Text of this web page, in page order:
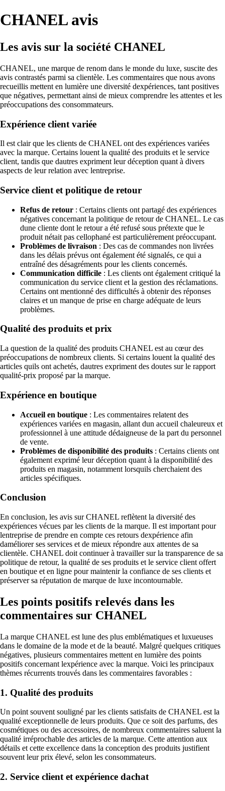
CHANEL avis
Les avis sur la société CHANEL
CHANEL, une marque de renom dans le monde du luxe, suscite des
avis contrastés parmi sa clientèle. Les commentaires que nous avons
recueillis mettent en lumière une diversité dexpériences, tant positives
que négatives, permettant ainsi de mieux comprendre les attentes et les
préoccupations des consommateurs.
Expérience client variée
Il est clair que les clients de CHANEL ont des expériences variées
avec la marque. Certains louent la qualité des produits et le service
client, tandis que dautres expriment leur déception quant à divers
aspects de leur relation avec lentreprise.
Service client et politique de retour
Refus de retour : Certains clients ont partagé des expériences
négatives concernant la politique de retour de CHANEL. Le cas
dune cliente dont le retour a été refusé sous prétexte que le
produit nétait pas cellophané est particulièrement préoccupant.
Problèmes de livraison : Des cas de commandes non livrées
dans les délais prévus ont également été signalés, ce qui a
entraîné des désagréments pour les clients concernés.
Communication difficile : Les clients ont également critiqué la
communication du service client et la gestion des réclamations.
Certains ont mentionné des difficultés à obtenir des réponses
claires et un manque de prise en charge adéquate de leurs
problèmes.
Qualité des produits et prix
La question de la qualité des produits CHANEL est au cœur des
préoccupations de nombreux clients. Si certains louent la qualité des
articles quils ont achetés, dautres expriment des doutes sur le rapport
qualité-prix proposé par la marque.
Expérience en boutique
Accueil en boutique : Les commentaires relatent des
expériences variées en magasin, allant dun accueil chaleureux et
professionnel à une attitude dédaigneuse de la part du personnel
de vente.
Problèmes de disponibilité des produits : Certains clients ont
également exprimé leur déception quant à la disponibilité des
produits en magasin, notamment lorsquils cherchaient des
articles spécifiques.
Conclusion
En conclusion, les avis sur CHANEL reflètent la diversité des
expériences vécues par les clients de la marque. Il est important pour
lentreprise de prendre en compte ces retours dexpérience afin
daméliorer ses services et de mieux répondre aux attentes de sa
clientèle. CHANEL doit continuer à travailler sur la transparence de sa
politique de retour, la qualité de ses produits et le service client offert
en boutique et en ligne pour maintenir la confiance de ses clients et
préserver sa réputation de marque de luxe incontournable.
Les points positifs relevés dans les
commentaires sur CHANEL
La marque CHANEL est lune des plus emblématiques et luxueuses
dans le domaine de la mode et de la beauté. Malgré quelques critiques
négatives, plusieurs commentaires mettent en lumière des points
positifs concernant lexpérience avec la marque. Voici les principaux
thèmes récurrents trouvés dans les commentaires favorables :
1. Qualité des produits
Un point souvent souligné par les clients satisfaits de CHANEL est la
qualité exceptionnelle de leurs produits. Que ce soit des parfums, des
cosmétiques ou des accessoires, de nombreux commentaires saluent la
qualité irréprochable des articles de la marque. Cette attention aux
détails et cette excellence dans la conception des produits justifient
souvent leur prix élevé, selon les consommateurs.
2. Service client et expérience dachat